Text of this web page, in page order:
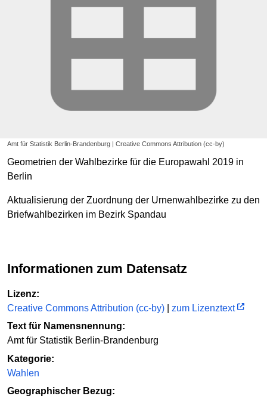
Amt für Statistik Berlin-Brandenburg | Creative Commons Attribution (cc-by)
Geometrien der Wahlbezirke für die Europawahl 2019 in
Berlin
Aktualisierung der Zuordnung der Urnenwahlbezirke zu den
Briefwahlbezirken im Bezirk Spandau
Informationen zum Datensatz
Lizenz:
Creative Commons Attribution (cc-by)
zum Lizenztext
Text für Namensnennung:
Amt für Statistik Berlin-Brandenburg
Kategorie:
Wahlen
Geographischer Bezug: